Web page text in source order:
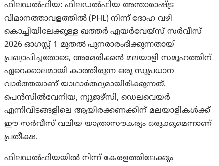
ഫിലഡൽഫിയ: ഫിലഡൽഫിയ അന്താരാഷ്ട്ര
വിമാനത്താവളത്തിൽ (PHL) നിന്ന് ദോഹ വഴി
കൊച്ചിയിലേക്കുള്ള ഖത്തർ എയർവേയ്സ് സർവീസ്
2026 ഓഗസ്റ്റ് 1 മുതൽ പുനരാരംഭിക്കുന്നതായി
പ്രഖ്യാപിച്ചതോടെ, അമേരിക്കൻ മലയാളി സമൂഹത്തിന്
ഏറെക്കാലമായി കാത്തിരുന്ന ഒരു സുപ്രധാന
വാർത്തയാണ് യാഥാർത്ഥ്യമായിരിക്കുന്നത്.
പെൻസിൽവേനിയ, ന്യൂജഴ്‌സി, ഡെലവെയർ
എന്നിവിടങ്ങളിലെ ആയിരക്കണക്കിന് മലയാളികൾക്ക്
ഈ സർവീസ് വലിയ യാത്രാസൗകര്യം ഒരുക്കുമെന്നാണ്
പ്രതീക്ഷ.
ഫിലഡൽഫിയയിൽ നിന്ന് കേരളത്തിലേക്കും